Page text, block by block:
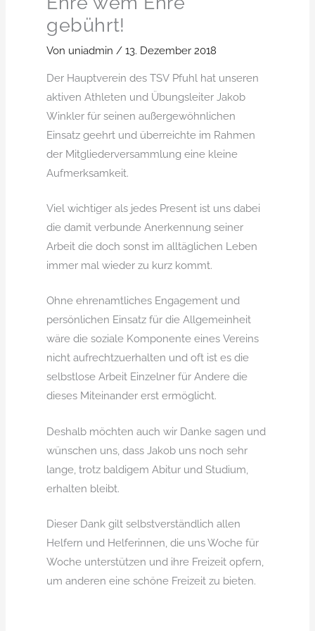
gebührt!
Von uniadmin /13. Dezember 2018
Der Hauptverein des TSV Pfuhl hat unseren
aktiven Athleten und Übungsleiter Jakob
Winkler für seinen außergewöhnlichen
Einsatz geehrt und überreichte im Rahmen
der Mitgliederversammlung eine kleine
Aufmerksamkeit.
Viel wichtiger als jedes Present ist uns dabei
die damit verbunde Anerkennung seiner
Arbeit die doch sonst im alltäglichen Leben
immer mal wieder zu kurz kommt.
Ohne ehrenamtliches Engagement und
persönlichen Einsatz für die Allgemeinheit
wäre die soziale Komponente eines Vereins
nicht aufrechtzuerhalten und oft ist es die
selbstlose Arbeit Einzelner für Andere die
dieses Miteinander erst ermöglicht.
Deshalb möchten auch wir Danke sagen und
wünschen uns, dass Jakob uns noch sehr
lange, trotz baldigem Abitur und Studium,
erhalten bleibt.
Dieser Dank gilt selbstverständlich allen
Helfern und Helferinnen, die uns Woche für
Woche unterstützen und ihre Freizeit opfern,
um anderen eine schöne Freizeit zu bieten.